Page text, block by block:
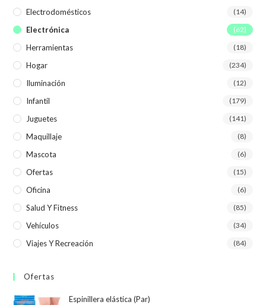
Electrodomésticos (14)
Electrónica (62)
Herramientas (18)
Hogar (234)
Iluminación (12)
Infantil (179)
Juguetes (141)
Maquillaje (8)
Mascota (6)
Ofertas (15)
Oficina (6)
Salud Y Fitness (85)
Vehículos (34)
Viajes Y Recreación (84)
Ofertas
Espinillera elástica (Par)